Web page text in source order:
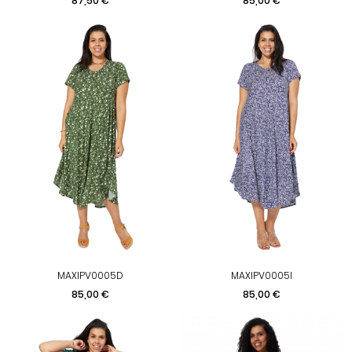
MAXIPV0005D
Prix
85,00 €
MAXIPV0005I
Prix
85,00 €